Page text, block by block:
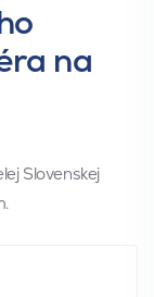
na
Slovenskej